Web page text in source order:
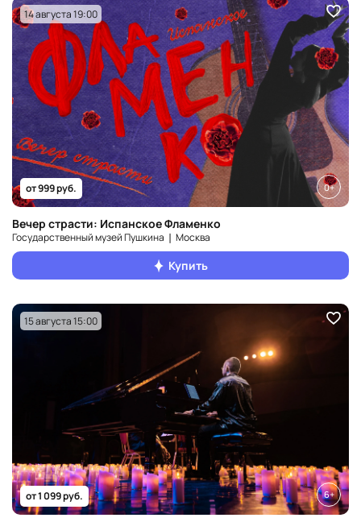
14 августа 19:00
от 999 руб. 0+
Вечер страсти: Испанское Фламенко
Государственный музей Пушкина ❘ Москва
Купить
15 августа 15:00
от 1 099 руб. 6+